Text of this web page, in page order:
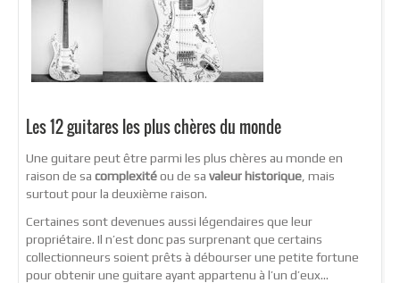
Les 12 guitares les plus chères du monde
Une guitare peut être parmi les plus chères au monde en
raison de sa complexitéou de sa valeur historique , mais
surtout pour la deuxième raison.
Certaines sont devenues aussi légendaires que leur
propriétaire. Il n’est donc pas surprenant que certains
collectionneurs soient prêts à débourser une petite fortune
pour obtenir une guitare ayant appartenu à l’un d’eux…